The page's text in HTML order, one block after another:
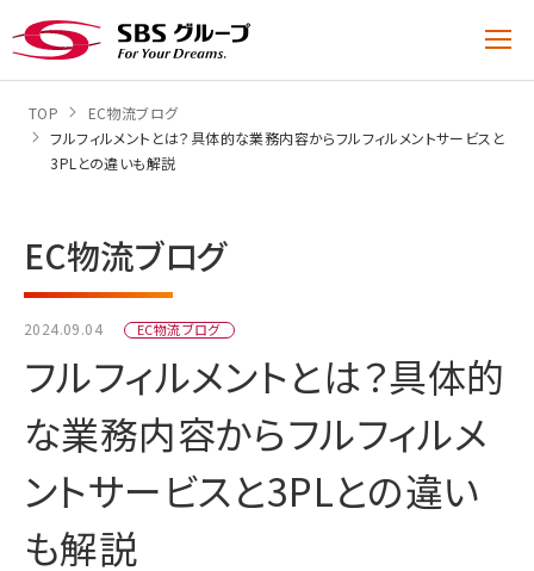
TOP
EC物流ブログ
フルフィルメントとは？具体的な業務内容からフルフィルメントサービスと
3PLとの違いも解説
EC物流ブログ
2024.09.04 EC物流ブログ
フルフィルメントとは？具体的
な業務内容からフルフィルメ
ントサービスと3PLとの違い
も解説